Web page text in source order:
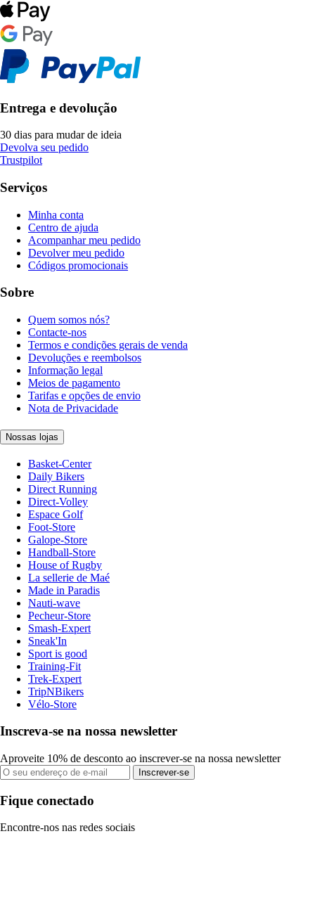
Entrega e devolução
30 dias para mudar de ideia
Devolva seu pedido
Trustpilot
Serviços
Minha conta
Centro de ajuda
Acompanhar meu pedido
Devolver meu pedido
Códigos promocionais
Sobre
Quem somos nós?
Contacte-nos
Termos e condições gerais de venda
Devoluções e reembolsos
Informação legal
Meios de pagamento
Tarifas e opções de envio
Nota de Privacidade
Nossas lojas
Basket-Center
Daily Bikers
Direct Running
Direct-Volley
Espace Golf
Foot-Store
Galope-Store
Handball-Store
House of Rugby
La sellerie de Maé
Made in Paradis
Nauti-wave
Pecheur-Store
Smash-Expert
Sneak'In
Sport is good
Training-Fit
Trek-Expert
TripNBikers
Vélo-Store
Inscreva-se na nossa newsletter
Aproveite 10% de desconto ao inscrever-se na nossa newsletter
Inscrever-se
Fique conectado
Encontre-nos nas redes sociais